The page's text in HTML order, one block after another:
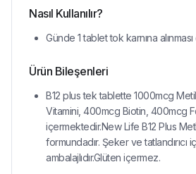
Nasıl Kullanılır?
Günde 1 tablet tok karnına
Ürün Bileşenleri
B12 plus tek tablette 1000mcg
Vitamini, 400mcg Biotin, 400mcg
içermektedir.New Life B12 Plus
formundadır. Şeker ve tatlandırıcı
ambalajlıdır.Glüten içermez.